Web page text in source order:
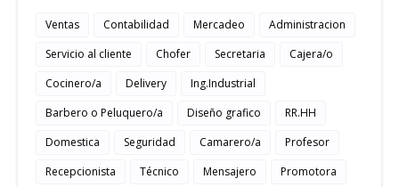
Ventas Contabilidad Mercadeo
Administracion
Servicio al cliente
Chofer Secretaria
Cajera/o
Cocinero/a
Delivery
Ing.Industrial
Barbero o Peluquero/a
Diseño grafico
RR.HH
Domestica
Seguridad Camarero/a
Profesor
Recepcionista
Técnico Mensajero
Promotora